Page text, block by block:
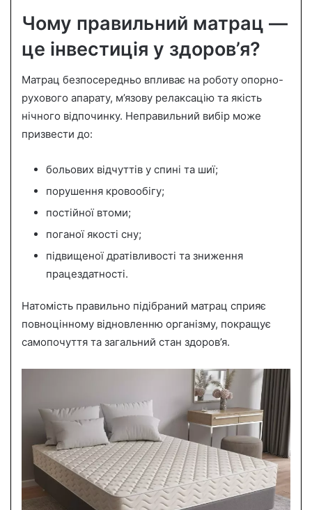
Чому правильний матрац —
це інвестиція у здоров’я?
Матрац безпосередньо впливає на роботу опорно-
рухового апарату, м’язову релаксацію та якість
нічного відпочинку. Неправильний вибір може
призвести до:
больових відчуттів у спині та шиї;
порушення кровообігу;
постійної втоми;
поганої якості сну;
підвищеної дратівливості та зниження
працездатності.
Натомість правильно підібраний матрац сприяє
повноцінному відновленню організму, покращує
самопочуття та загальний стан здоров’я.